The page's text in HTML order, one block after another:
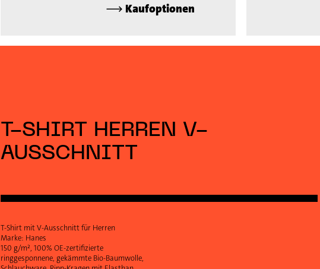
⟶ Kaufoptionen
T-SHIRT HERREN V-
AUSSCHNITT
T-Shirt mit V-Ausschnitt für Herren
Marke: Hanes
150 g/m², 100% OE-zertifizierte
ringgesponnene, gekämmte Bio-Baumwolle,